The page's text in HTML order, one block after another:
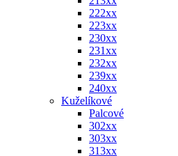
222xx
223xx
230xx
231xx
232xx
239xx
240xx
Kuželíkové
Palcové
302xx
303xx
313xx